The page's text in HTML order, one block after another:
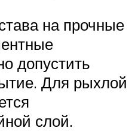
на прочные
допустить
Для рыхлой
слой.